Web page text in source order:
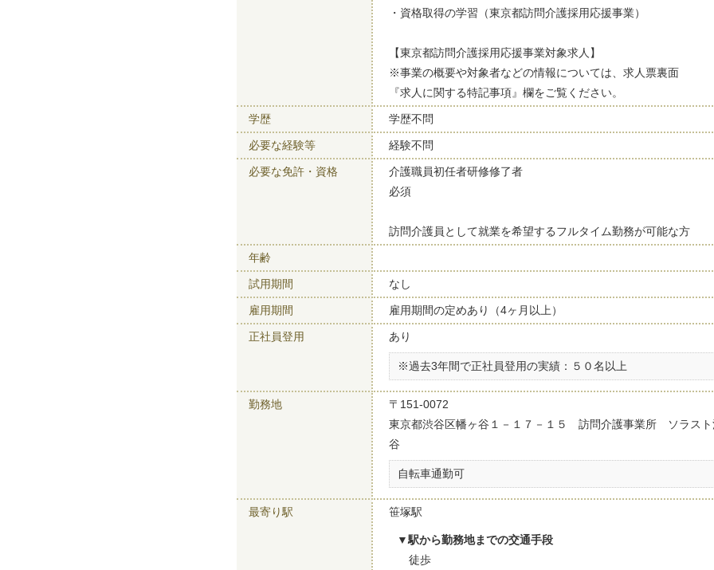
・資格取得の学習（東京都訪問介護採用応援事業）
【東京都訪問介護採用応援事業対象求人】
※事業の概要や対象者などの情報については、求人票裏面
『求人に関する特記事項』欄をご覧ください。
学歴 学歴不問
必要な経験等 経験不問
必要な免許・資格
介護職員初任者研修修了者
必須
訪問介護員として就業を希望するフルタイム勤務が可能な方
年齢
試用期間 なし
雇用期間 雇用期間の定めあり（4ヶ月以上）
正社員登用 あり
※過去3年間で正社員登用の実績：５０名以上
勤務地
〒151-0072
東京都渋谷区幡ヶ谷１－１７－１５ 訪問介護事業所 ソラスト
谷
自転車通勤可
最寄り駅 笹塚駅
駅から勤務地までの交通手段
徒歩